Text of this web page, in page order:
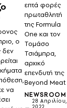
ο
δεν
να
επτά φορές
πρωταθλητή
της Formula
One και τον
Τομάσο
Τσιάμπρα,
αρχικό
επενδυτή της
Beyond Meat
NEWSROOM
28 Απριλίου,